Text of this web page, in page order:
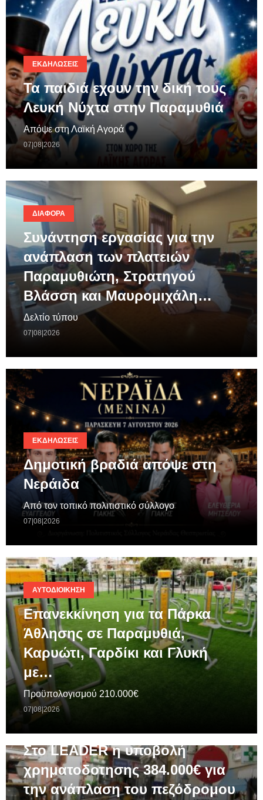
ΕΚΔΗΛΏΣΕΙΣ
Τα παιδιά εχουν την δική τους
Λευκή Νύχτα στην Παραμυθιά
Απόψε στη Λαϊκή Αγορά
07|08|2026
ΔΙΆΦΟΡΑ
Συνάντηση εργασίας για την
ανάπλαση των πλατειών
Παραμυθιώτη, Στρατηγού
Βλάσση και Μαυρομιχάλη…
Δελτίο τύπου
07|08|2026
ΕΚΔΗΛΏΣΕΙΣ
Δημοτική βραδιά απόψε στη
Νεράιδα
Από τον τοπικό πολιτιστικό σύλλογο
07|08|2026
ΑΥΤΟΔΙΟΊΚΗΣΗ
Επανεκκίνηση για τα Πάρκα
Άθλησης σε Παραμυθιά,
Καρυώτι, Γαρδίκι και Γλυκή
με…
Προϋπολογισμού 210.000€
07|08|2026
Στο LEADER η υποβολή
χρηματοδοτησης 384.000€ για
την ανάπλαση του πεζόδρομου